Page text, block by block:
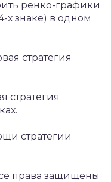
ренко-графики
х знаке) в одном
стратегия
стратегия
стратегии
права защищены